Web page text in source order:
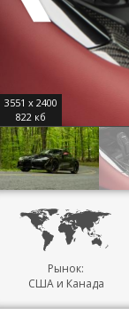
3551 x 2400
822 кб
Рынок:
США и Канада